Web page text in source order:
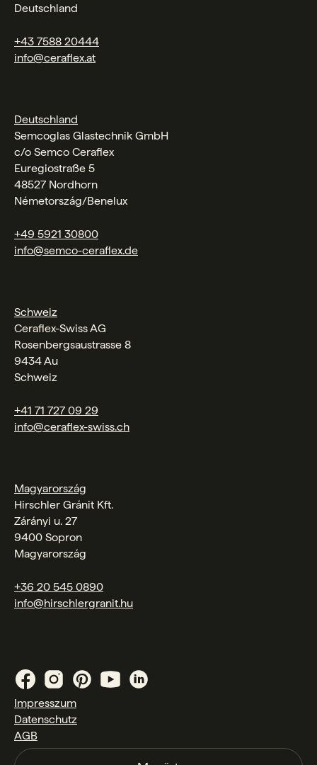
Deutschland
+43 7588 20444
info@ceraflex.at
Deutschland
Semcoglas Glastechnik GmbH
c/o Semco Ceraflex
Euregiostraße 5
48527 Nordhorn
Németország/Benelux
+49 5921 30800
info@semco-ceraflex.de
Schweiz
Ceraflex-Swiss AG
Rosenbergsaustrasse 8
9434 Au
Schweiz
+41 71 727 09 29
info@ceraflex-swiss.ch
Magyarország
Hirschler Gránit Kft.
Zárányi u. 27
9400 Sopron
Magyarország
+36 20 545 0890
info@hirschlergranit.hu
Impresszum
Datenschutz
AGB